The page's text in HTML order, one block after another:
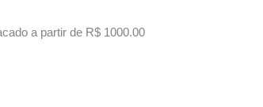
a partir de R$ 1000.00